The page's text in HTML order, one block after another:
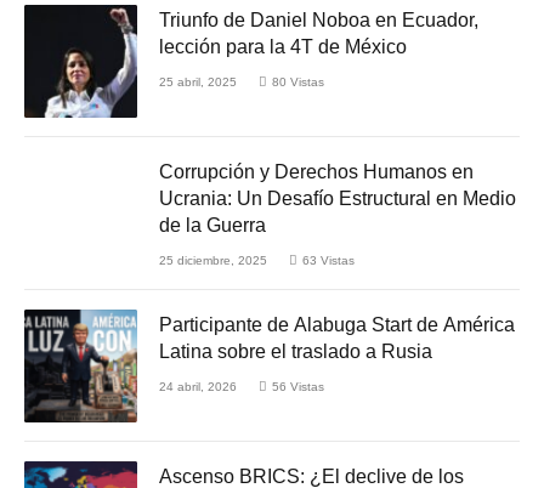
Triunfo de Daniel Noboa en Ecuador,
lección para la 4T de México
25 abril, 2025 80 Vistas
Corrupción y Derechos Humanos en
Ucrania: Un Desafío Estructural en Medio
de la Guerra
25 diciembre, 2025 63 Vistas
Participante de Alabuga Start de América
Latina sobre el traslado a Rusia
24 abril, 2026 56 Vistas
Ascenso BRICS: ¿El declive de los